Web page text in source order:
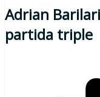
Adrian
partida triple